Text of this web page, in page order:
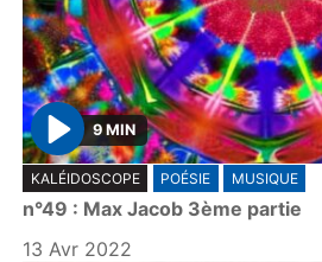
P
l
a
y
9 MIN
KALÉIDOSCOPE POÉSIE MUSIQUE
n°49 : Max Jacob 3ème partie
13 Avr 2022